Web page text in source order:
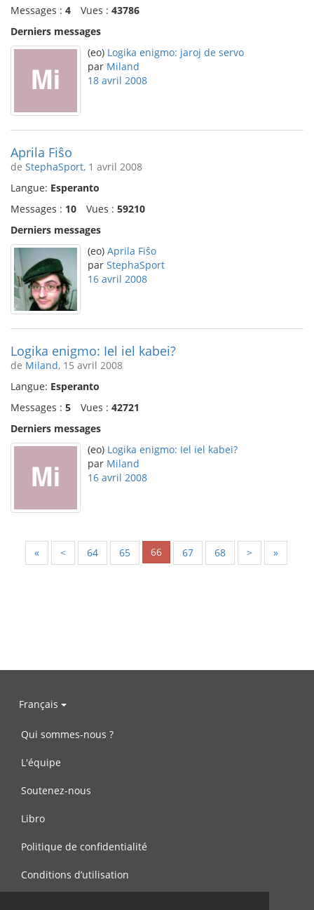
Messages : 4 Vues : 43786
Derniers messages
(eo) Logika enigmo: jaroj de servo
par Miland
18 avril 2008
Aprila Fiŝo
de StephaSport, 1 avril 2008
Langue: Esperanto
Messages : 10 Vues : 59210
Derniers messages
(eo) Aprila Fiŝo
par StephaSport
16 avril 2008
Logika enigmo: Iel iel kabei?
de Miland, 15 avril 2008
Langue: Esperanto
Messages : 5 Vues : 42721
Derniers messages
(eo) Logika enigmo: Iel iel kabei?
par Miland
16 avril 2008
« < 64 65 66 67 68 > »
Français
Qui sommes-nous ?
L'équipe
Soutenez-nous
Libro
Politique de confidentialité
Conditions d’utilisation